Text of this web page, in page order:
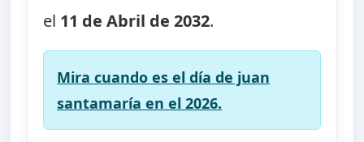
el 11 de Abril de 2032.
Mira cuando es el día de juan
santamaría en el 2026.